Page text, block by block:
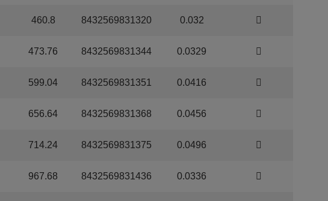
460.8 8432569831320 0.032
473.76 8432569831344 0.0329
599.04 8432569831351 0.0416
656.64 8432569831368 0.0456
714.24 8432569831375 0.0496
967.68 8432569831436 0.0336